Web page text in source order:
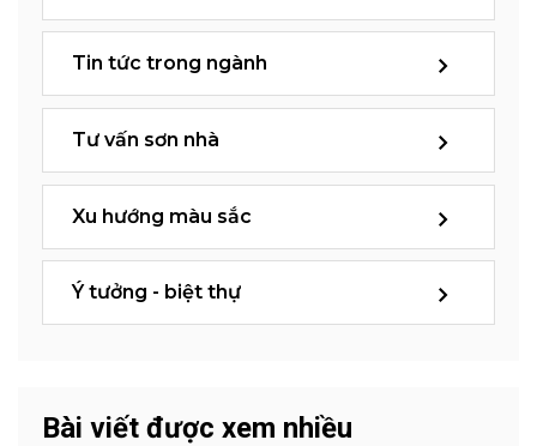
Tin tức trong ngành
Tư vấn sơn nhà
Xu hướng màu sắc
Ý tưởng - biệt thự
Bài viết được xem nhiều